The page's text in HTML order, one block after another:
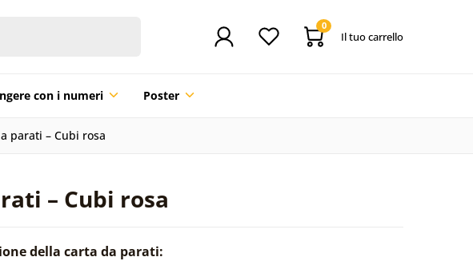
0
Il tuo carrello
con i numeri Poster
parati – Cubi rosa
– Cubi rosa
della carta da parati: